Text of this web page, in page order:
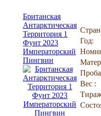
Британская
Антарктическая
Территория 1
Фунт 2023
Императорский
Пингвин
Год:
Вес :